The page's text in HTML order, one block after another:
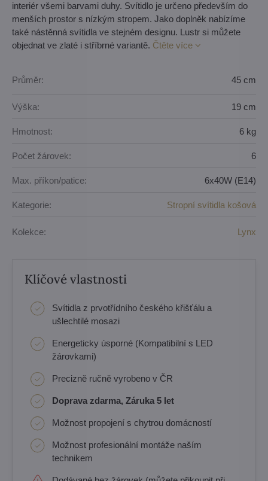
interiér všemi barvami duhy. Svítidlo je určeno především do
menších prostor s nízkým stropem. Jako doplněk nabízíme
také nástěnná svítidla ve stejném designu. Lustr si můžete
objednat ve zlaté i stříbrné variantě. Čtěte více
Průměr: 45 cm
Výška: 19 cm
Hmotnost: 6 kg
Počet žárovek: 6
Max. příkon/patice: 6x40W (E14)
Kategorie: Stropní svítidla košová
Kolekce: Lynx
Klíčové vlastnosti
Svítidla z prvotřídního českého křišťálu a
ušlechtilé mosazi
Energeticky úsporné (Kompatibilní s LED
žárovkami)
Precizně ručně vyrobeno v ČR
Doprava zdarma, Záruka 5 let
Možnost propojení s chytrou domácností
Možnost profesionální montáže naším
technikem